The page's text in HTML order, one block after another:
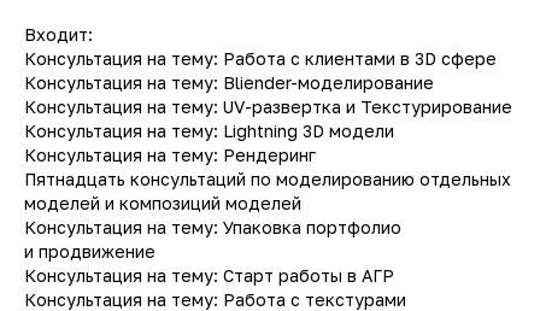
Входит:
Консультация на тему: Работа с клиентами в 3D сфере
Консультация на тему: Bliender-моделирование
Консультация на тему: UV-развертка и Текстурирование
Консультация на тему: Lightning 3D модели
Консультация на тему: Рендеринг
Пятнадцать консультаций по моделированию отдельных
моделей и композиций моделей
Консультация на тему: Упаковка портфолио
и продвижение
Консультация на тему: Старт работы в АГР
Консультация на тему: Работа с текстурами